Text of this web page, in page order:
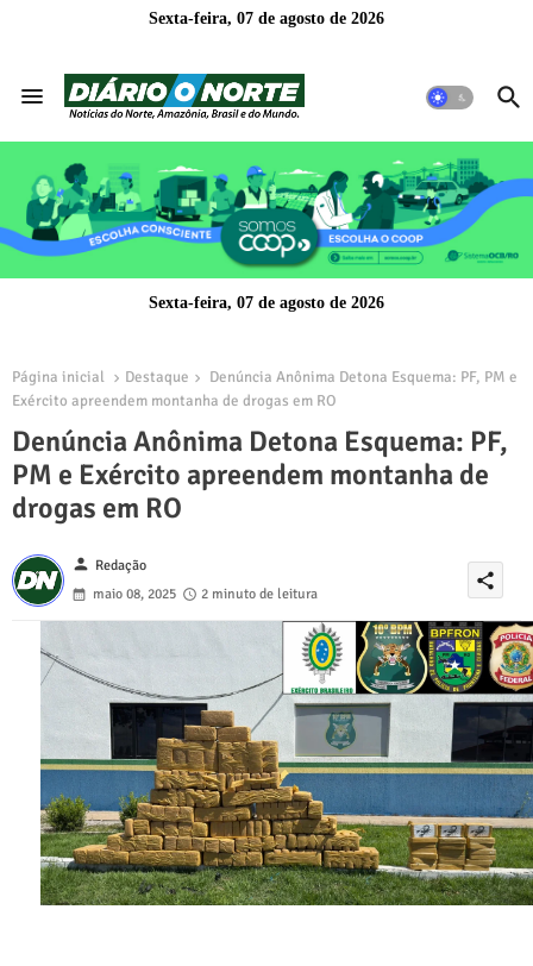
Sexta-feira, 07 de agosto de 2026
Sexta-feira, 07 de agosto de 2026
Página inicial Destaque
Denúncia Anônima Detona Esquema: PF, PM e
Exército apreendem montanha de drogas em RO
Denúncia Anônima Detona Esquema: PF,
PM e Exército apreendem montanha de
drogas em RO
person Redação
maio 08, 2025
2 minuto de leitura
share